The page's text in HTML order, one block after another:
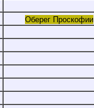
Оберег Проскофии